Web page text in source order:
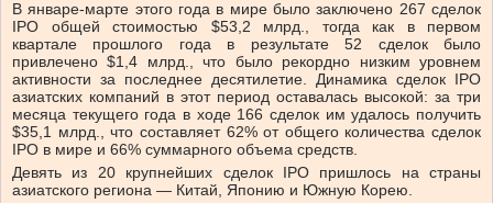
В январе-марте этого года в мире было заключено 267 сделок
IPO общей стоимостью $53,2 млрд., тогда как в первом
квартале прошлого года в результате 52 сделок было
привлечено $1,4 млрд., что было рекордно низким уровнем
активности за последнее десятилетие. Динамика сделок IPO
азиатских компаний в этот период оставалась высокой: за три
месяца текущего года в ходе 166 сделок им удалось получить
$35,1 млрд., что составляет 62% от общего количества сделок
IPO в мире и 66% суммарного объема средств.
Девять из 20 крупнейших сделок IPO пришлось на страны
азиатского региона — Китай, Японию и Южную Корею.